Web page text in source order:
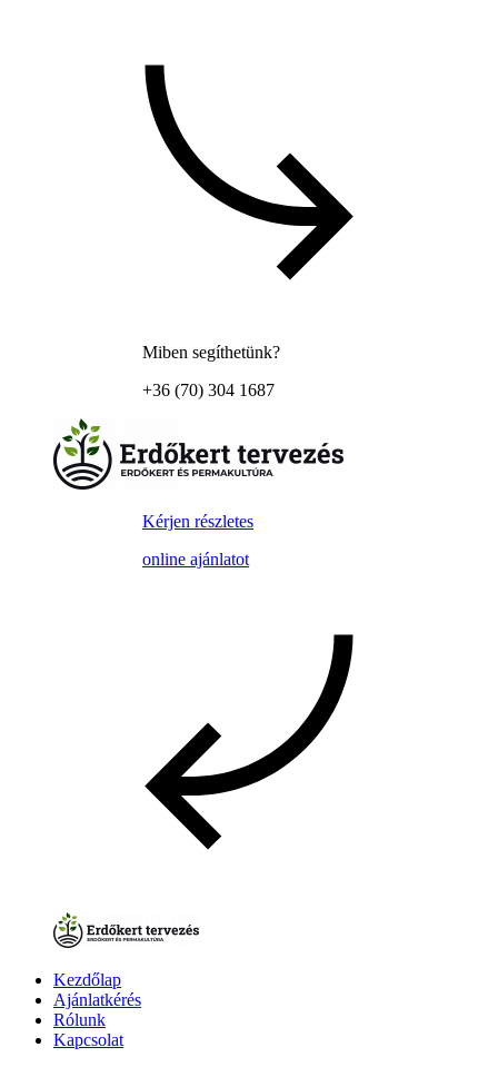
Miben segíthetünk?
+36 (70) 304 1687
Kérjen részletes
online ajánlatot
Kezdőlap
Ajánlatkérés
Rólunk
Kapcsolat